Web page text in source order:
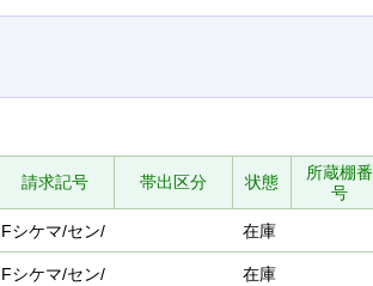
請求記号 帯出区分 状態
所蔵棚番
号
Fシケマ/セン/ 在庫
Fシケマ/セン/ 在庫